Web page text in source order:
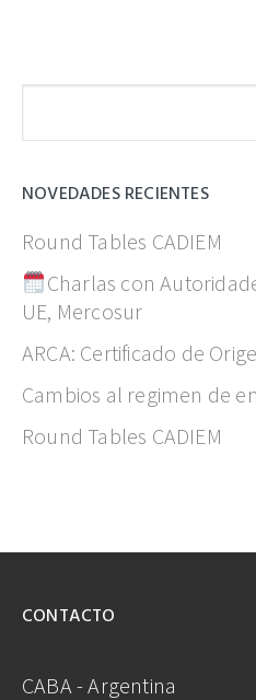
NOVEDADES RECIENTES
Round Tables CADIEM
Charlas con
UE, Mercosur
ARCA: Certificado de
Cambios al regimen de
Round Tables CADIEM
CONTACTO
CABA - Argentina